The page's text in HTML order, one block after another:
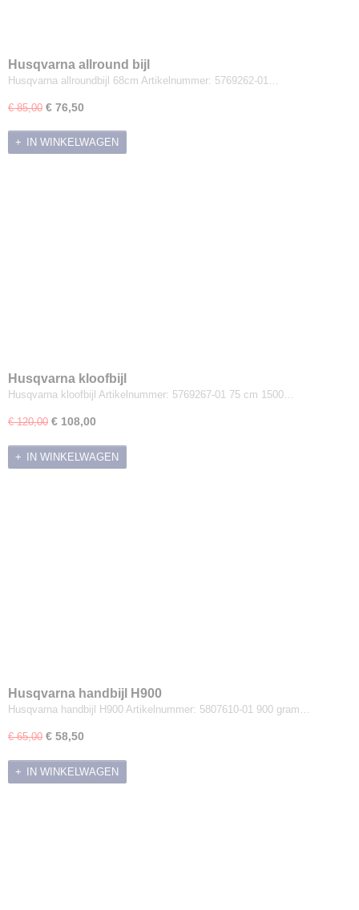
Husqvarna allround bijl
Husqvarna allroundbijl 68cm Artikelnummer: 5769262-01…
€ 85,00 € 76,50
IN WINKELWAGEN
Husqvarna kloofbijl
Husqvarna kloofbijl Artikelnummer: 5769267-01 75 cm 1500…
€ 120,00 € 108,00
IN WINKELWAGEN
Husqvarna handbijl H900
Husqvarna handbijl H900 Artikelnummer: 5807610-01 900 gram…
€ 65,00 € 58,50
IN WINKELWAGEN